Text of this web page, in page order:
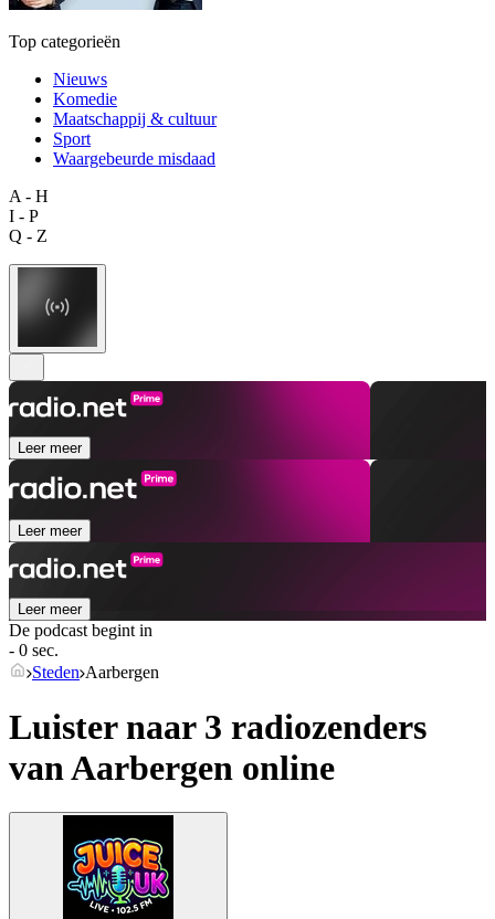
Top categorieën
Nieuws
Komedie
Maatschappij & cultuur
Sport
Waargebeurde misdaad
A - H
I - P
Q - Z
Leer meer
Leer meer
Leer meer
De podcast begint in
- 0 sec.
Steden Aarbergen
Luister naar 3 radiozenders
vanAarbergen online